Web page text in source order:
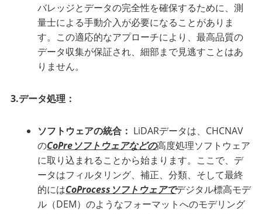
バレッジとデータの完全性を確保するために、測
量士による手動介入が必要になることがありま
す。この適応的なアプローチにより、最高品質の
データ収集が保証され、細部まで見逃すことはあ
りません。
3.データ処理：
ソフトウェアの統合： LiDARデータは、CHCNAV
のCoPreソフトウェアなどの高度処理ソフトウェア
に取り込まれることから始まります。ここで、デ
ータはフィルタリング、補正、分類、そして最終
的にはCoProcessソフトウェアでデジタル標高モデ
ル（DEM）のようなフォーマットへのモデリング